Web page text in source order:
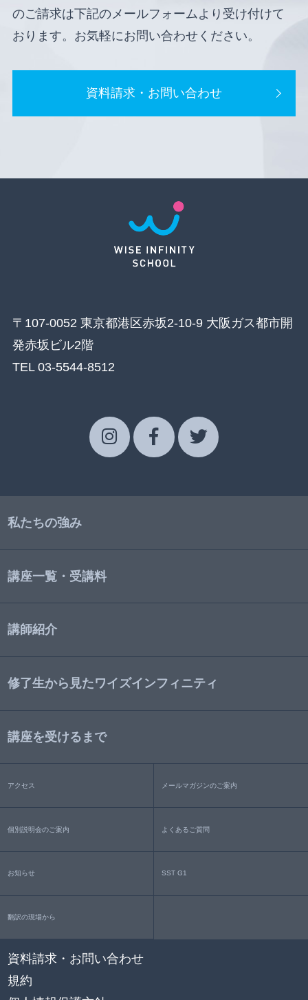
のご請求は下記のメールフォームより受け付けて
おります。お気軽にお問い合わせください。
資料請求・お問い合わせ
〒107-0052 東京都港区赤坂2-10-9 大阪ガス都市開
発赤坂ビル2階
TEL 03-5544-8512
私たちの強み
講座一覧・受講料
講師紹介
修了生から見たワイズインフィニティ
講座を受けるまで
アクセス メールマガジンのご案内
個別説明会のご案内 よくあるご質問
お知らせ SST G1
翻訳の現場から
資料請求・お問い合わせ
規約